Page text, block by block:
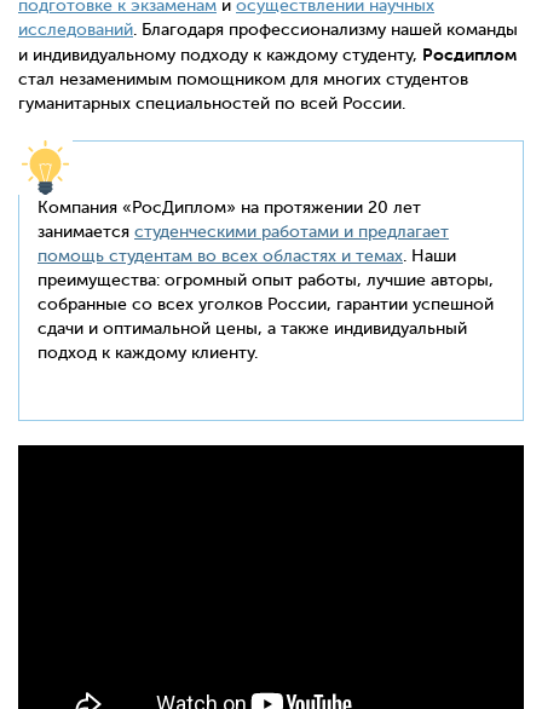
подготовке к экзаменам и осуществлении научных
исследований. Благодаря профессионализму нашей команды
и индивидуальному подходу к каждому студенту, Росдиплом
стал незаменимым помощником для многих студентов
гуманитарных специальностей по всей России.
Компания «РосДиплом» на протяжении 20 лет
занимается студенческими работами и предлагает
помощь студентам во всех областях и темах. Наши
преимущества: огромный опыт работы, лучшие авторы,
собранные со всех уголков России, гарантии успешной
сдачи и оптимальной цены, а также индивидуальный
подход к каждому клиенту.